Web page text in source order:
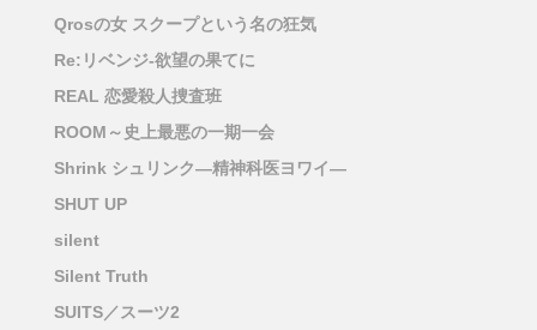
Qrosの女 スクープという名の狂気
Re:リベンジ-欲望の果てに
REAL 恋愛殺人捜査班
ROOM～史上最悪の一期一会
Shrink シュリンク―精神科医ヨワイ―
SHUT UP
silent
Silent Truth
SUITS／スーツ2